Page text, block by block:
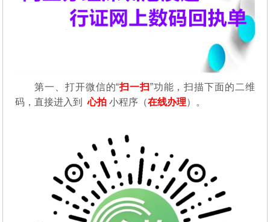
第一、打开微信的“扫一扫”功能，扫描下面的二维
码，直接进入到心拍 小程序（在线办理）。